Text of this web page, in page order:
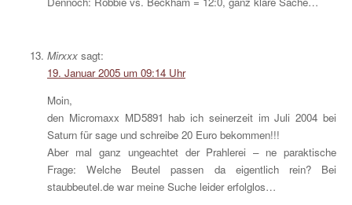
Mirxxx sagt:
19. Januar 2005 um 09:14 Uhr
Moin,
den Micromaxx MD5891 hab ich seinerzeit im Juli 2004 bei
Saturn für sage und schreibe 20 Euro bekommen!!!
Aber mal ganz ungeachtet der Prahlerei – ne paraktische
Frage: Welche Beutel passen da eigentlich rein? Bei
staubbeutel.de war meine Suche leider erfolglos…